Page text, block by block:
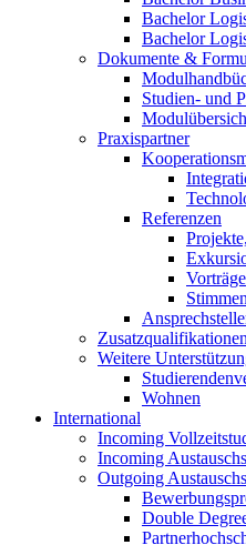
Bachelor
Bachelor
Dokumente &
Studien- und
Praxispartner
Referenzen
Vorträge
Stimmen
Zusatzqualifikationen
Weitere
Wohnen
International
Incoming
Incoming
Outgoing
Double